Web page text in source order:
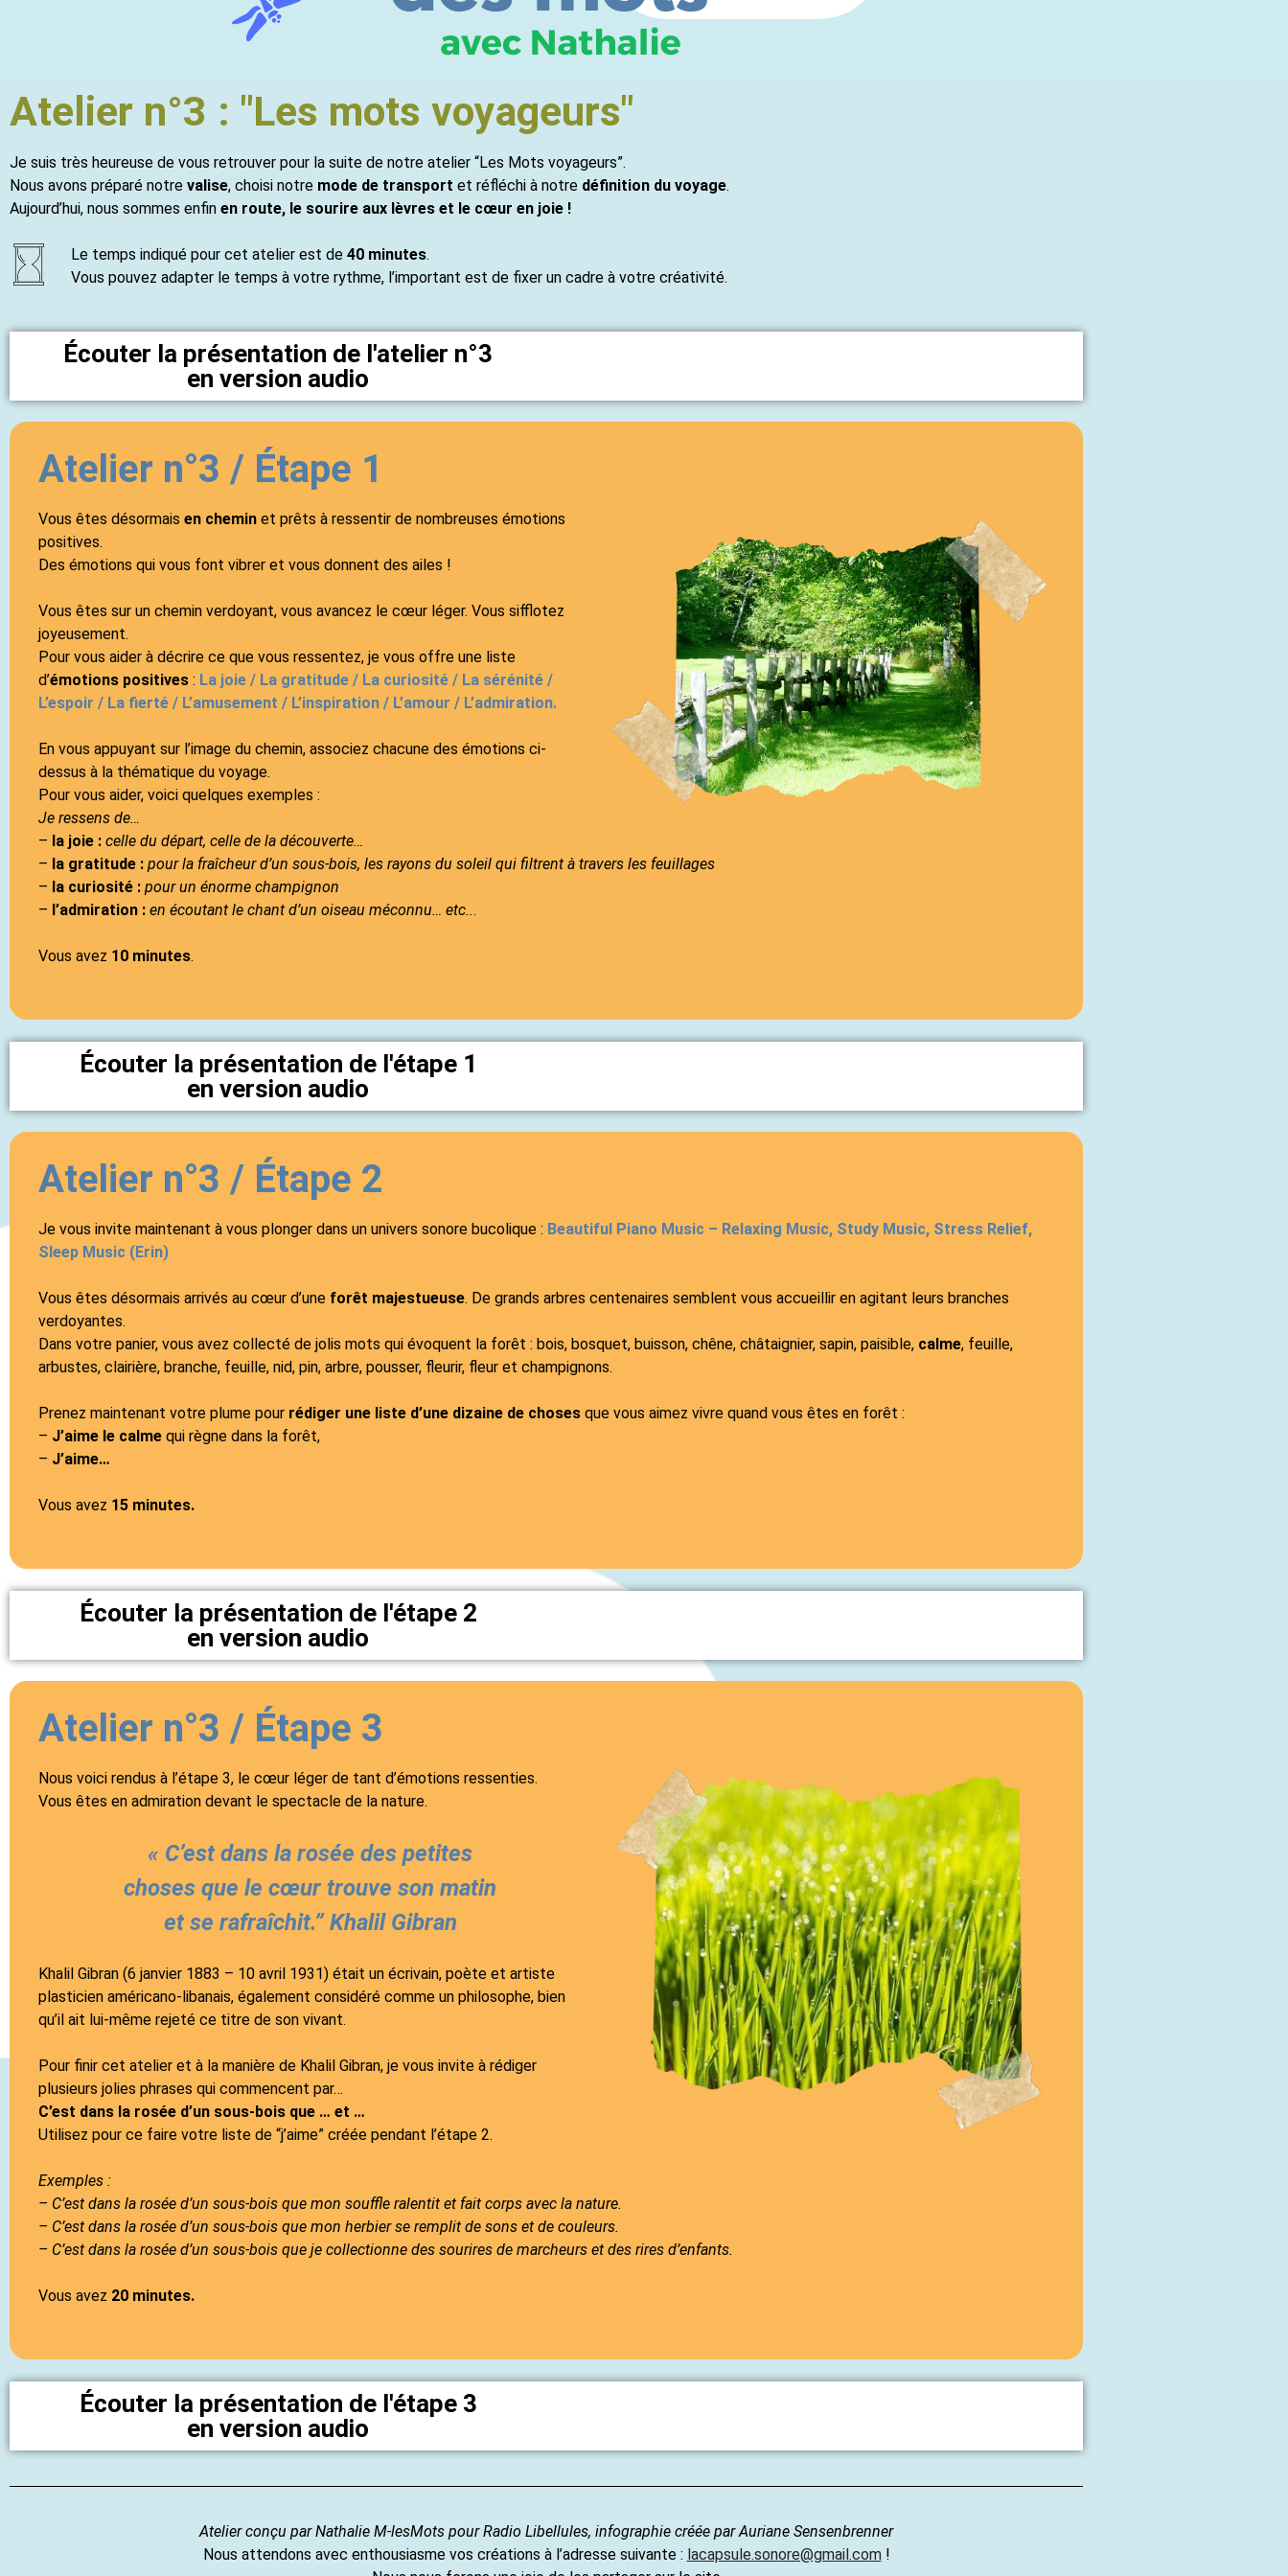
Atelier n°3 : "Les mots voyageurs"
Je suis très heureuse de vous retrouver pour la suite de notre atelier “Les Mots voyageurs”.
Nous avons préparé notre valise, choisi notre mode de transport et réfléchi à notre définition du voyage.
Aujourd’hui, nous sommes enfin en route, le sourire aux lèvres et le cœur en joie !
Le temps indiqué pour cet atelier est de 40 minutes.
Vous pouvez adapter le temps à votre rythme, l’important est de fixer un cadre à votre créativité.
Écouter la présentation de l'atelier n°3
en version audio
Atelier n°3 / Étape 1
Vous êtes désormais en chemin et prêts à ressentir de nombreuses émotions
positives.
Des émotions qui vous font vibrer et vous donnent des ailes !
Vous êtes sur un chemin verdoyant, vous avancez le cœur léger. Vous sifflotez
joyeusement.
Pour vous aider à décrire ce que vous ressentez, je vous offre une liste
d’émotions positives : La joie / La gratitude / La curiosité / La sérénité /
L’espoir / La fierté / L’amusement / L’inspiration / L’amour / L’admiration.
En vous appuyant sur l’image du chemin, associez chacune des émotions ci-
dessus à la thématique du voyage.
Pour vous aider, voici quelques exemples :
Je ressens de…
– la joie : celle du départ, celle de la découverte…
– la gratitude : pour la fraîcheur d’un sous-bois, les rayons du soleil qui filtrent à travers les feuillages
– la curiosité : pour un énorme champignon
– l’admiration : en écoutant le chant d’un oiseau méconnu… etc...
Vous avez 10 minutes.
Écouter la présentation de l'étape 1
en version audio
Atelier n°3 / Étape 2
Je vous invite maintenant à vous plonger dans un univers sonore bucolique : Beautiful Piano Music – Relaxing Music, Study Music, Stress Relief,
Sleep Music (Erin)
Vous êtes désormais arrivés au cœur d’une forêt majestueuse. De grands arbres centenaires semblent vous accueillir en agitant leurs branches
verdoyantes.
Dans votre panier, vous avez collecté de jolis mots qui évoquent la forêt : bois, bosquet, buisson, chêne, châtaignier, sapin, paisible, calme, feuille,
arbustes, clairière, branche, feuille, nid, pin, arbre, pousser, fleurir, fleur et champignons.
Prenez maintenant votre plume pour rédiger une liste d’une dizaine de choses que vous aimez vivre quand vous êtes en forêt :
– J’aime le calme qui règne dans la forêt,
– J’aime…
Vous avez 15 minutes.
Écouter la présentation de l'étape 2
en version audio
Atelier n°3 / Étape 3
Nous voici rendus à l’étape 3, le cœur léger de tant d’émotions ressenties.
Vous êtes en admiration devant le spectacle de la nature.
« C’est dans la rosée des petites
choses que le cœur trouve son matin
et se rafraîchit.” Khalil Gibran
Khalil Gibran (6 janvier 1883 – 10 avril 1931) était un écrivain, poète et artiste
plasticien américano-libanais, également considéré comme un philosophe, bien
qu’il ait lui-même rejeté ce titre de son vivant.
Pour finir cet atelier et à la manière de Khalil Gibran, je vous invite à rédiger
plusieurs jolies phrases qui commencent par…
C’est dans la rosée d’un sous-bois que … et …
Utilisez pour ce faire votre liste de “j’aime” créée pendant l’étape 2.
Exemples :
– C’est dans la rosée d’un sous-bois que mon souffle ralentit et fait corps avec la nature.
– C’est dans la rosée d’un sous-bois que mon herbier se remplit de sons et de couleurs.
– C’est dans la rosée d’un sous-bois que je collectionne des sourires de marcheurs et des rires d’enfants.
Vous avez 20 minutes.
Écouter la présentation de l'étape 3
en version audio
Atelier conçu par Nathalie M-lesMots pour Radio Libellules, infographie créée par Auriane Sensenbrenner
Nous attendons avec enthousiasme vos créations à l’adresse suivante : lacapsule.sonore@gmail.com!